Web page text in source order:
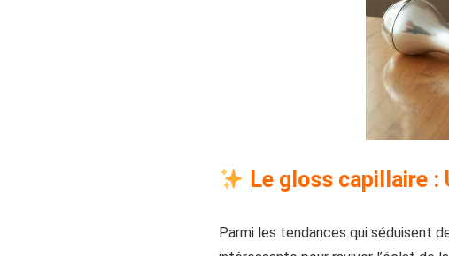
Le gloss capillaire
Parmi les tendances qui séduisent